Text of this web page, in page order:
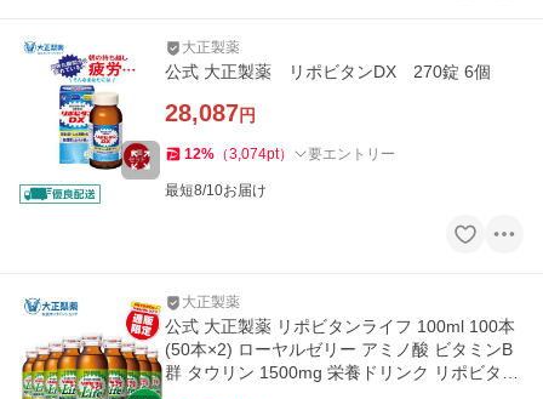
大正製薬
公式 大正製薬 リポビタンDX 270錠 6個
28,087円
12% （3,074pt） 要エントリー
最短8/10お届け
大正製薬
公式 大正製薬 リポビタンライフ 100ml 100本
(50本×2) ローヤルゼリー アミノ酸 ビタミンB
群 タウリン 1500mg 栄養ドリンク リポビタン